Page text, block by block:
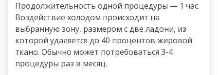
Продолжительность одной процедуры — 1 час.
Воздействие холодом происходит на
выбранную зону, размером с две ладони, из
которой удаляется до 40 процентов жировой
ткано. Обычно может потребоваться 3-4
процедуры раз в месяц.